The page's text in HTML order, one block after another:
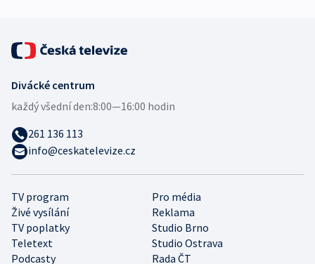
TV program
Pro média
Živé vysílání
Reklama
TV poplatky
Studio Brno
Teletext
Studio Ostrava
Podcasty
Rada ČT
Divácké centrum
každý všední den:8:00—16:00 hodin
261 136 113
info@ceskatelevize.cz